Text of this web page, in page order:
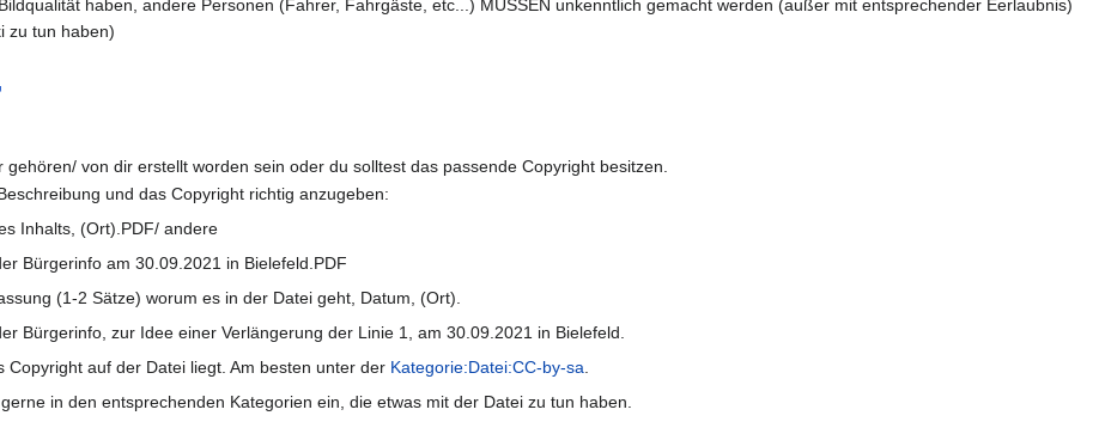
haben, andere Personen (Fahrer, Fahrgäste, etc...) MÜSSEN unkenntlich gemacht werden (außer mit entsprechender Eerlaubnis)
zu tun haben)
gehören/ von dir erstellt worden sein oder du solltest das passende Copyright besitzen.
und das Copyright richtig anzugeben:
Inhalts, (Ort).PDF/ andere
Bürgerinfo am 30.09.2021 in Bielefeld.PDF
(1-2 Sätze) worum es in der Datei geht, Datum, (Ort).
Bürgerinfo, zur Idee einer Verlängerung der Linie 1, am 30.09.2021 in Bielefeld.
Copyright auf der Datei liegt. Am besten unter der Kategorie:Datei:CC-by-sa.
in den entsprechenden Kategorien ein, die etwas mit der Datei zu tun haben.